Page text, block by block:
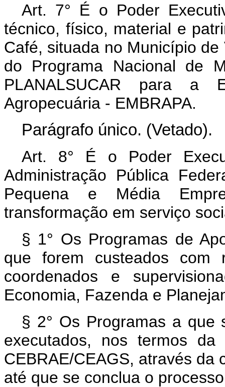
Art. 7° É o Poder
técnico, físico, material e
Café, situada no Município
do Programa Nacional de
PLANALSUCAR para a
Agropecuária - EMBRAPA.
Parágrafo único. (Vetado).
Art. 8° É o Poder
Administração Pública
Pequena e Média
transformação em serviço
§ 1° Os Programas de
que forem custeados
coordenados e
Economia, Fazenda e
§ 2° Os Programas a que
executados, nos termos
CEBRAE/CEAGS, através da
até que se conclua o